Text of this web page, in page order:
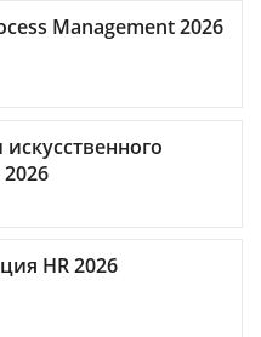
Management 2026
HR 2026